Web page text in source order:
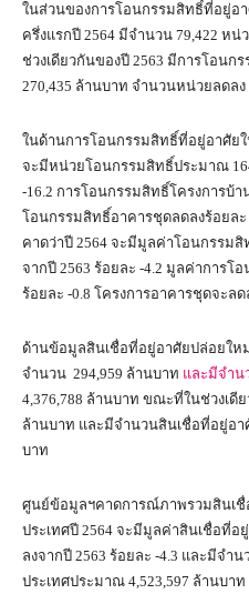
ในส่วนของการโอนกรรมสิทธิ์ที่อยู่อ
ครึ่งแรกปี 2564 มีจำนวน 79,422 ห
ช่วงเดียวกันของปี 2563 มีการโอนก
270,435 ล้านบาท จำนวนหน่วยลดล
ในด้านการโอนกรรมสิทธิ์ที่อยู่อาศัย
จะมีหน่วยโอนกรรมสิทธิ์ประมาณ
-16.2 การโอนกรรมสิทธิ์โครงการบ้
โอนกรรมสิทธิ์อาคารชุดลดลงร้อยล
คาดว่าปี 2564 จะมีมูลค่าโอนกรรม
จากปี 2563 ร้อยละ -4.2 มูลค่าการโ
ร้อยละ -0.8 โครงการอาคารชุดจะลด
ด้านข้อมูลสินเชื่อที่อยู่อาศัยปล่อยให
จำนวน 294,959 ล้านบาท และมีจำน
4,376,788 ล้านบาท ขณะที่ในช่วงเดี
ล้านบาท และมีจำนวนสินเชื่อที่อยู่อา
บาท
ศูนย์ข้อมูลฯคาดการณ์ภาพรวมสินเ
ประเทศปี 2564 จะมีมูลค่าสินเชื่อที่
ลงจากปี 2563 ร้อยละ -4.3 และมีจ
ประเทศประมาณ 4,523,597 ล้านบา